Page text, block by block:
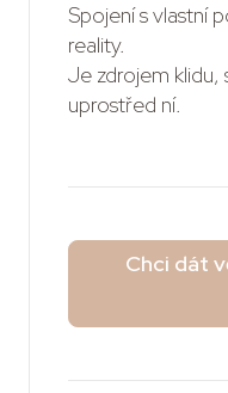
Spojení s vlastní
reality.
Je zdrojem klidu,
uprostřed ní.
Chci dát